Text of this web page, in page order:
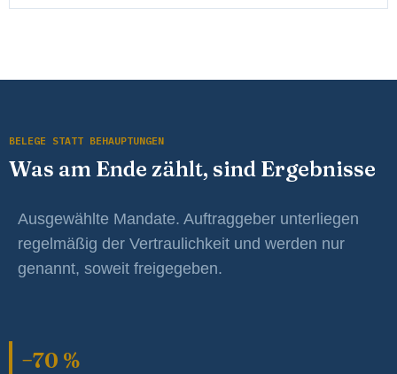
BELEGE STATT BEHAUPTUNGEN
Was am Ende zählt, sind Ergebnisse
Ausgewählte Mandate. Auftraggeber unterliegen
regelmäßig der Vertraulichkeit und werden nur
genannt, soweit freigegeben.
−70 %